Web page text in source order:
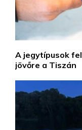
A jegytípusok
jövőre a Tiszán